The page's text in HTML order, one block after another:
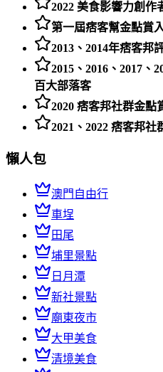
2022 美食影響力創作
第一屆痞客幫金點賞
2013、2014年痞客邦
2015、2016、2017、
百大部落客
2020 痞客邦社群金點
2021、2022 痞客邦
懶人包
澳門自由行
車埕
田尾
埔里景點
日月潭
新社景點
廟東夜市
大甲美食
清境美食